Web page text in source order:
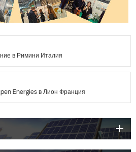
в Римини Италия
Energies в Лион Франция